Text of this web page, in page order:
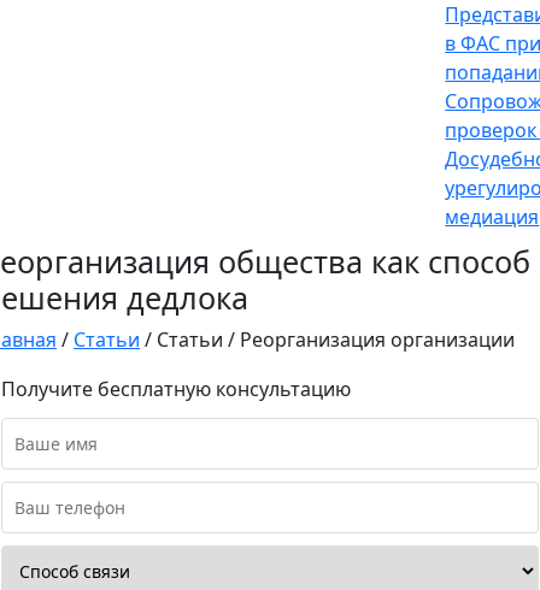
в ФАС
медиация
общества как способ
дедлока
/ Статьи / Статьи / Реорганизация организации
Получите бесплатную консультацию